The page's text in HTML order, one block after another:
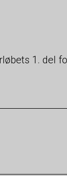
1. del